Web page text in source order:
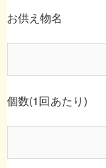
お供え物名
個数(1回あたり)